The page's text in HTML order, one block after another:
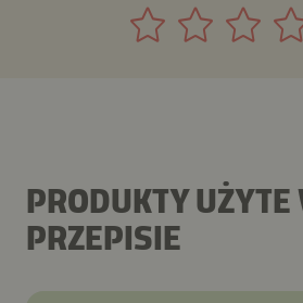
PRODUKTY UŻYTE
PRZEPISIE